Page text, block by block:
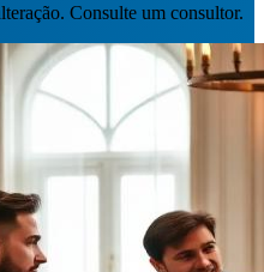
Consulte um consultor.